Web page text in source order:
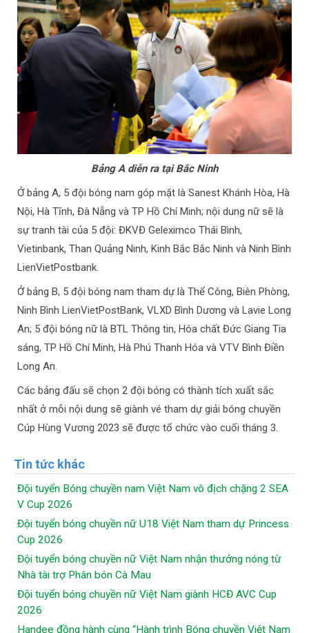
Bảng A diễn ra tại Bắc Ninh
Ở bảng A, 5 đội bóng nam góp mặt là Sanest Khánh Hòa, Hà
Nội, Hà Tĩnh, Đà Nẵng và TP Hồ Chí Minh; nội dung nữ sẽ là
sự tranh tài của 5 đội: ĐKVĐ Geleximco Thái Bình,
Vietinbank, Than Quảng Ninh, Kinh Bắc Bắc Ninh và Ninh Bình
LienVietPostbank.
Ở bảng B, 5 đội bóng nam tham dự là Thể Công, Biên Phòng,
Ninh Bình LienVietPostBank, VLXD Bình Dương và Lavie Long
An; 5 đội bóng nữ là BTL Thông tin, Hóa chất Đức Giang Tia
sáng, TP Hồ Chí Minh, Hà Phú Thanh Hóa và VTV Bình Điền
Long An.
Các bảng đấu sẽ chọn 2 đội bóng có thành tích xuất sắc
nhất ở mỗi nội dung sẽ giành vé tham dự giải bóng chuyền
Cúp Hùng Vương 2023 sẽ được tổ chức vào cuối tháng 3.
Tin tức khác
Đội tuyển Bóng chuyền nam Việt Nam vô địch chặng 2 SEA
V Cup 2026
Đội tuyển bóng chuyền nữ U18 Việt Nam tham dự Princess
Cup 2026
Đội tuyển bóng chuyền nữ Việt Nam nhận thưởng nóng từ
Nhà tài trợ Phân bón Cà Mau
Đội tuyển bóng chuyền nữ Việt Nam giành HCĐ AVC Cup
2026
Handee đồng hành cùng “Hành trình Bóng chuyền Việt Nam